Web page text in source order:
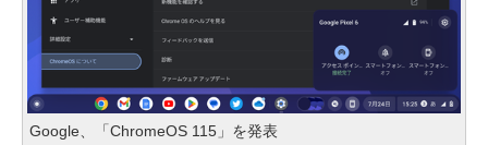
Google、「ChromeOS 115」を発表